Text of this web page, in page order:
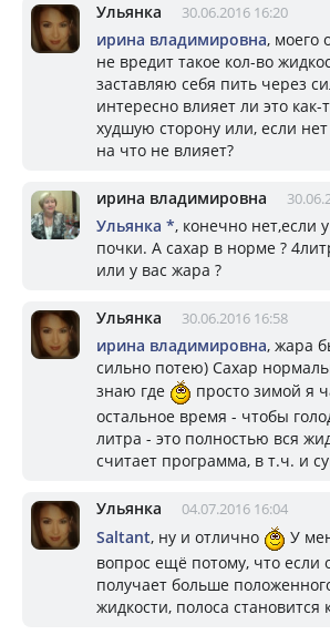
Ульянка 30.06.2016 16:20
ирина владимировна, моего
не вредит такое кол-во
заставляю себя пить через
интересно влияет ли это
худшую сторону или, если
на что не влияет?
ирина владимировна
Ульянка *, конечно нет,если
почки. А сахар в норме ?
или у вас жара ?
Ульянка 30.06.2016 16:58
ирина владимировна, жара
сильно потею) Сахар
знаю где
просто зимой я
остальное время - чтобы
литра - это полностью вся
считает программа, в т.ч. и
Ульянка 04.07.2016 16:04
Saltant, ну и отлично
У
вопрос ещё потому, что если
получает больше
жидкости, полоса становится